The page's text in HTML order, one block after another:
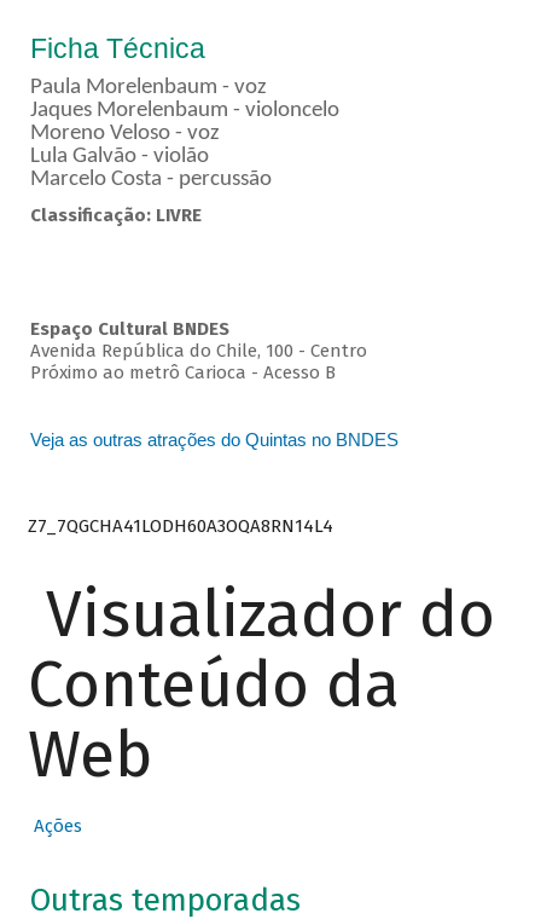
Ficha Técnica
Paula Morelenbaum - voz
Jaques Morelenbaum - violoncelo
Moreno Veloso - voz
Lula Galvão - violão
Marcelo Costa - percussão
Classificação: LIVRE
Espaço Cultural BNDES
Avenida República do Chile, 100 - Centro
Próximo ao metrô Carioca - Acesso B
Veja as outras atrações do Quintas no BNDES
Z7_7QGCHA41LODH60A3OQA8RN14L4
Visualizador do
Conteúdo da
Web
Ações
Outras temporadas